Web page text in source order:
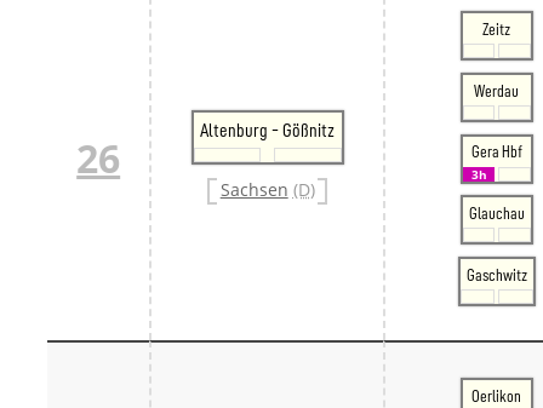
26
Altenburg - Gößnitz
Sachsen (D)
Zeitz
Werdau
Gera Hbf
3h
Glauchau
Gaschwitz
Oerlikon